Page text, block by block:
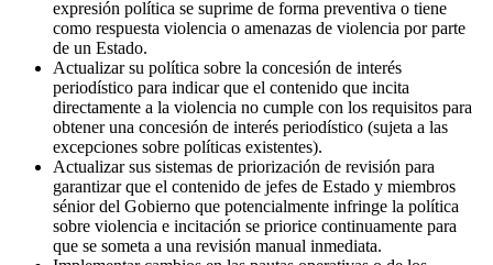
expresión política se suprime de forma preventiva o tiene
como respuesta violencia o amenazas de violencia por parte
de un Estado.
Actualizar su política sobre la concesión de interés
periodístico para indicar que el contenido que incita
directamente a la violencia no cumple con los requisitos para
obtener una concesión de interés periodístico (sujeta a las
excepciones sobre políticas existentes).
Actualizar sus sistemas de priorización de revisión para
garantizar que el contenido de jefes de Estado y miembros
sénior del Gobierno que potencialmente infringe la política
sobre violencia e incitación se priorice continuamente para
que se someta a una revisión manual inmediata.